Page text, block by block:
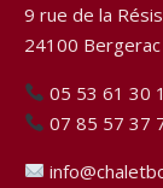
9 rue de la
24100 Bergerac
05 53 61 30
07 85 57 37